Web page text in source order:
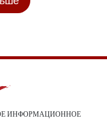
ИНФОРМАЦИОННОЕ